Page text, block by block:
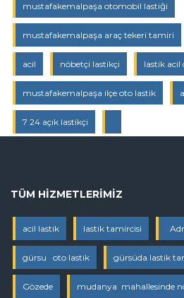
mustafakemalpaşa otomobil lastiği
mustafakemalpaşa araç tekeri tamiri
acil nöbetçi lastikçi lastik acil
mustafakemalpaşa ilçe oto lastik
7 24 açık lastikçi
TÜM HIZMETLERIMIZ
acil lastik lastik tamircisi
gürsu oto lastik gürsüda lastik
Gözede mudanya mahallesinde